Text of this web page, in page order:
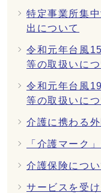
特定事業所集
出について
令和元年台風
等の取扱いにつ
令和元年台風
等の取扱いにつ
介護に携わる
「介護マーク
介護保険につい
サービスを受